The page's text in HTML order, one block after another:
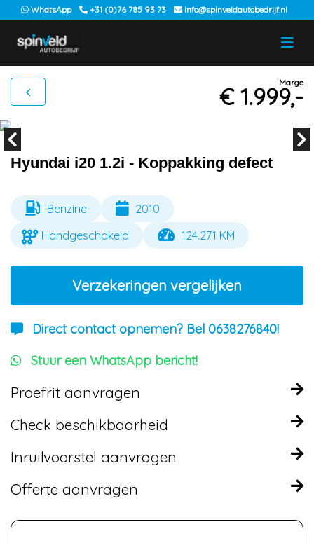
WhatsApp +31 (0)76 785 93 73 info@spinveldautobedrijf.nl
Marge
€ 1.999,-
Hyundai i20 1.2i - Koppakking defect
Benzine
2010
Handgeschakeld
124.271 KM
Verzekeringen vergelijken
Direct contact opnemen? Bel 0638276840!
Stuur een WhatsApp bericht!
Proefrit aanvragen
Check beschikbaarheid
Inruilvoorstel aanvragen
Offerte aanvragen